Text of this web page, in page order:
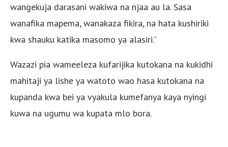
wangekuja darasani wakiwa na njaa au la. Sasa
wanafika mapema, wanakaza fikira, na hata kushiriki
kwa shauku katika masomo ya alasiri.”
Wazazi pia wameeleza kufarijika kutokana na kukidhi
mahitaji ya lishe ya watoto wao hasa kutokana na
kupanda kwa bei ya vyakula kumefanya kaya nyingi
kuwa na ugumu wa kupata mlo bora.